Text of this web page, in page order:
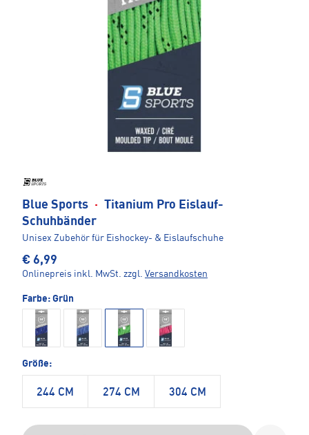
Blue Sports · Titanium Pro Eislauf-
Schuhbänder
Unisex Zubehör für Eishockey- & Eislaufschuhe
€ 6,99
Onlinepreis inkl. MwSt. zzgl. Versandkosten
Farbe: Grün
Größe:
244 CM 274 CM 304 CM